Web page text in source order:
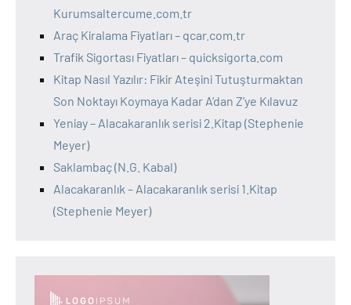
Kurumsaltercume.com.tr
Araç Kiralama Fiyatları – qcar.com.tr
Trafik Sigortası Fiyatları – quicksigorta.com
Kitap Nasıl Yazılır: Fikir Ateşini Tutuşturmaktan
Son Noktayı Koymaya Kadar A’dan Z’ye Kılavuz
Yeniay – Alacakaranlık serisi 2.Kitap (Stephenie
Meyer)
Saklambaç (N.G. Kabal)
Alacakaranlık – Alacakaranlık serisi 1.Kitap
(Stephenie Meyer)